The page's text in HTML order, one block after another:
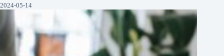
2024-05-14